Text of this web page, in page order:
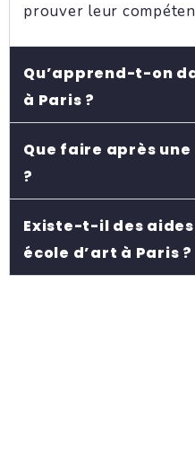
prouver leur
Qu’apprend-t-on
à Paris ?
Que faire après
?
Existe-t-il des
école d’art à Paris ?